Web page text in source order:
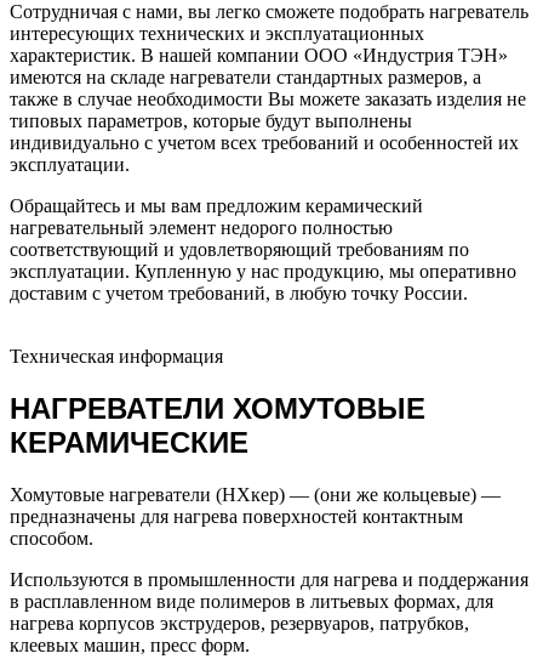
Сотрудничая с нами, вы легко сможете подобрать нагреватель
интересующих технических и эксплуатационных
характеристик. В нашей компании ООО «Индустрия ТЭН»
имеются на складе нагреватели стандартных размеров, а
также в случае необходимости Вы можете заказать изделия не
типовых параметров, которые будут выполнены
индивидуально с учетом всех требований и особенностей их
эксплуатации.
Обращайтесь и мы вам предложим керамический
нагревательный элемент недорого полностью
соответствующий и удовлетворяющий требованиям по
эксплуатации. Купленную у нас продукцию, мы оперативно
доставим с учетом требований, в любую точку России.
Техническая информация
НАГРЕВАТЕЛИ ХОМУТОВЫЕ
КЕРАМИЧЕСКИЕ
Хомутовые нагреватели (НХкер) — (они же кольцевые) —
предназначены для нагрева поверхностей контактным
способом.
Используются в промышленности для нагрева и поддержания
в расплавленном виде полимеров в литьевых формах, для
нагрева корпусов экструдеров, резервуаров, патрубков,
клеевых машин, пресс форм.